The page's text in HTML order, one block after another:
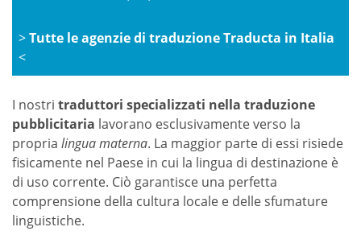
>Tutte le agenzie di traduzione Traducta in Italia
<
I nostri traduttori specializzati nella traduzione
pubblicitaria lavorano esclusivamente verso la
propria lingua materna. La maggior parte di essi risiede
fisicamente nel Paese in cui la lingua di destinazione è
di uso corrente. Ciò garantisce una perfetta
comprensione della cultura locale e delle sfumature
linguistiche.